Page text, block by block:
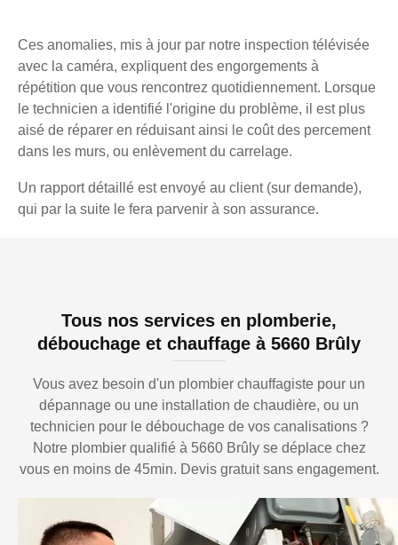
Ces anomalies, mis à jour par notre inspection télévisée
avec la caméra, expliquent des engorgements à
répétition que vous rencontrez quotidiennement. Lorsque
le technicien a identifié l'origine du problème, il est plus
aisé de réparer en réduisant ainsi le coût des percement
dans les murs, ou enlèvement du carrelage.
Un rapport détaillé est envoyé au client (sur demande),
qui par la suite le fera parvenir à son assurance.
Tous nos services en plomberie,
débouchage et chauffage à 5660 Brûly
Vous avez besoin d'un plombier chauffagiste pour un
dépannage ou une installation de chaudière, ou un
technicien pour le débouchage de vos canalisations ?
Notre plombier qualifié à 5660 Brûly se déplace chez
vous en moins de 45min. Devis gratuit sans engagement.